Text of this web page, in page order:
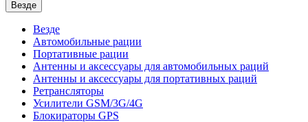
Везде
Везде
Автомобильные рации
Портативные рации
Антенны и аксессуары для автомобильных раций
Антенны и аксессуары для портативных раций
Ретрансляторы
Усилители GSM/3G/4G
Блокираторы GPS